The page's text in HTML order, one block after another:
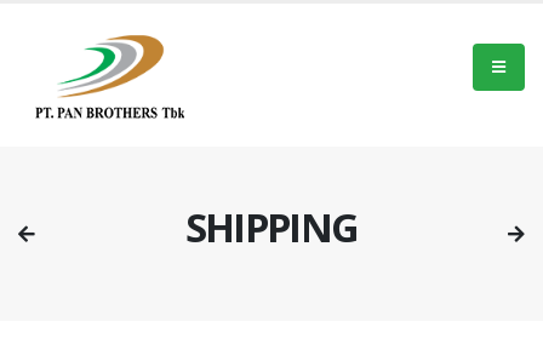
SHIPPING